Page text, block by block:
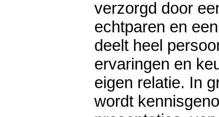
verzorgd door
echtparen en
deelt heel
ervaringen en
eigen relatie. In
wordt